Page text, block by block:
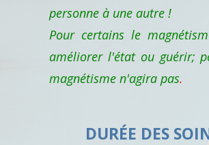
personne à une autre !
Pour certains le
améliorer l'état ou guérir;
magnétisme n'agira pas.
DURÉE DES